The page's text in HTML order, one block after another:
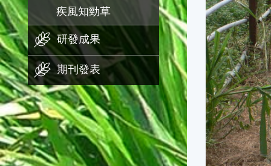
疾風知勁草
研發成果
期刊發表